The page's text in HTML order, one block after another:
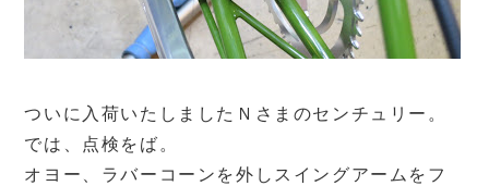
ついに入荷いたしましたＮさまのセンチュリー。
では、点検をば。
オヨー、ラバーコーンを外しスイングアームをフ